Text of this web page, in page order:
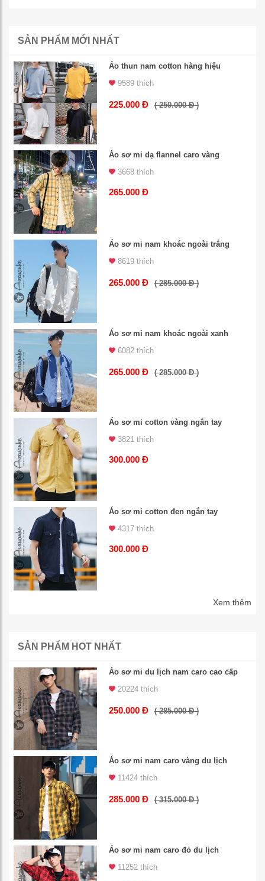
SẢN PHẨM MỚI NHẤT
Áo thun nam cotton hàng hiệu
9589 thích
225.000 Đ ( 250.000 Đ )
Áo sơ mi dạ flannel caro vàng
3668 thích
265.000 Đ
Áo sơ mi nam khoác ngoài trắng
8619 thích
265.000 Đ ( 285.000 Đ )
Áo sơ mi nam khoác ngoài xanh
6082 thích
265.000 Đ ( 285.000 Đ )
Áo sơ mi cotton vàng ngắn tay
3821 thích
300.000 Đ
Áo sơ mi cotton đen ngắn tay
4317 thích
300.000 Đ
Xem thêm
SẢN PHẨM HOT NHẤT
Áo sơ mi du lịch nam caro cao cấp
20224 thích
250.000 Đ ( 285.000 Đ )
Áo sơ mi nam caro vàng du lịch
11424 thích
285.000 Đ ( 315.000 Đ )
Áo sơ mi nam caro đỏ du lịch
11252 thích